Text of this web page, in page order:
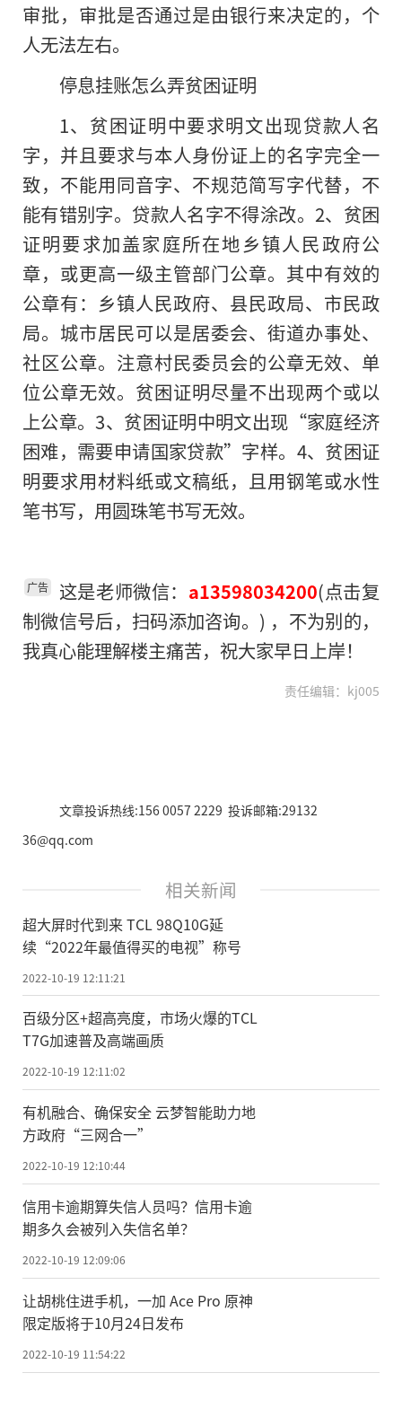
审批，审批是否通过是由银行来决定的，个
人无法左右。
停息挂账怎么弄贫困证明
1、贫困证明中要求明文出现贷款人名
字， 并且要求与本人身份证上的名字完全一
致，不能用同音字、不规范简写字代替，不
能有错别字。贷款人名字不得涂改。2、贫困
证明要求加盖家庭所在地乡镇人民政府公
章，或更高一级主管部门公章。其中有效的
公章有：乡镇人民政府、县民政局、市民政
局。城市居民可以是居委会、街道办事处、
社区公章。注意村民委员会的公章无效、单
位公章无效。贫困证明尽量不出现两个或以
上公章。3、贫困证明中明文出现“家庭经济
困难，需要申请国家贷款”字样。4、贫困证
明要求用材料纸或文稿纸，且用钢笔或水性
笔书写，用圆珠笔书写无效。
这是老师微信： a13598034200(点击复
制微信号后，扫码添加咨询。) ，不为别的，
我真心能理解楼主痛苦，祝大家早日上岸！
广告
责任编辑：kj005
文章投诉热线:156 0057 2229 投诉邮箱:29132
36@qq.com
相关新闻
超大屏时代到来 TCL 98Q10G延
续“2022年最值得买的电视”称号
2022-10-19 12:11:21
百级分区+超高亮度，市场火爆的TCL
T7G加速普及高端画质
2022-10-19 12:11:02
有机融合、确保安全 云梦智能助力地
方政府“三网合一”
2022-10-19 12:10:44
信用卡逾期算失信人员吗？信用卡逾
期多久会被列入失信名单？
2022-10-19 12:09:06
让胡桃住进手机，一加 Ace Pro 原神
限定版将于10月24日发布
2022-10-19 11:54:22